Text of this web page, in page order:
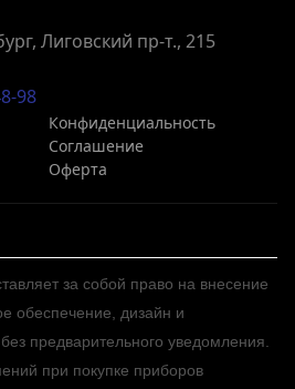
Лиговский пр-т., 215
98
Конфиденциальность
Соглашение
Оферта
за собой право на внесение
обеспечение, дизайн и
предварительного уведомления.
при покупке приборов